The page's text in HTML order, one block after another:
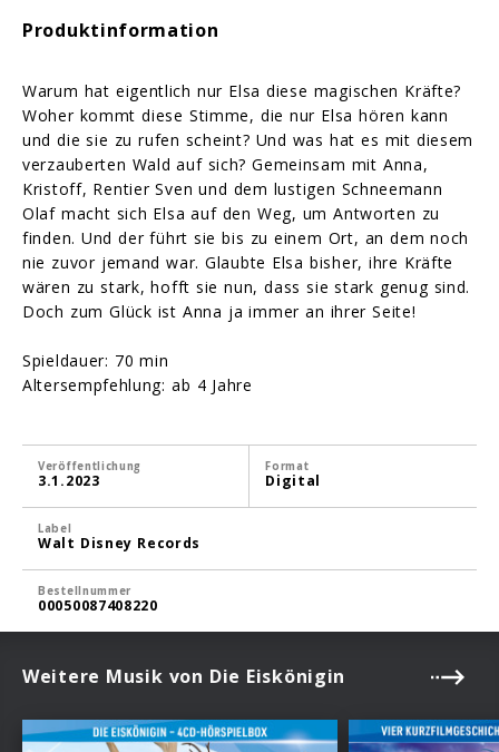
Produktinformation
Warum hat eigentlich nur Elsa diese magischen Kräfte?
Woher kommt diese Stimme, die nur Elsa hören kann
und die sie zu rufen scheint? Und was hat es mit diesem
verzauberten Wald auf sich? Gemeinsam mit Anna,
Kristoff, Rentier Sven und dem lustigen Schneemann
Olaf macht sich Elsa auf den Weg, um Antworten zu
finden. Und der führt sie bis zu einem Ort, an dem noch
nie zuvor jemand war. Glaubte Elsa bisher, ihre Kräfte
wären zu stark, hofft sie nun, dass sie stark genug sind.
Doch zum Glück ist Anna ja immer an ihrer Seite!
Spieldauer: 70 min
Altersempfehlung: ab 4 Jahre
Veröffentlichung
3.1.2023
Format
Digital
Label
Walt Disney Records
Bestellnummer
00050087408220
Weitere Musik von Die Eiskönigin